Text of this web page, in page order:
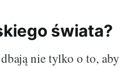
świata?
nie tylko o to, aby